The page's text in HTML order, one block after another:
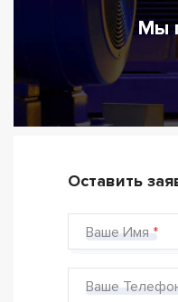
Мы
Оставить
Ваше Имя
Ваше